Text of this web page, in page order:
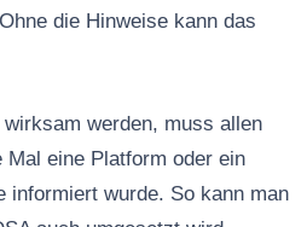
die Hinweise kann das
werden, muss allen
eine Platform oder ein
informiert wurde. So kann man